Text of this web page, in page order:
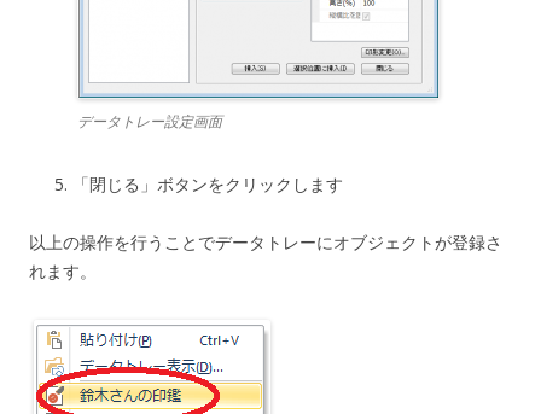
データトレー設定画面
「閉じる」ボタンをクリックします
以上の操作を行うことでデータトレーにオブジェクトが登録さ
れます。